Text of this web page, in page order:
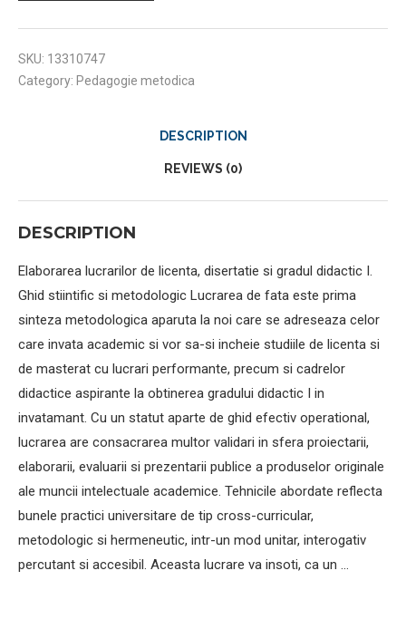
SKU: 13310747
Category: Pedagogie metodica
DESCRIPTION
REVIEWS (0)
DESCRIPTION
Elaborarea lucrarilor de licenta, disertatie si gradul didactic I.
Ghid stiintific si metodologic Lucrarea de fata este prima
sinteza metodologica aparuta la noi care se adreseaza celor
care invata academic si vor sa-si incheie studiile de licenta si
de masterat cu lucrari performante, precum si cadrelor
didactice aspirante la obtinerea gradului didactic I in
invatamant. Cu un statut aparte de ghid efectiv operational,
lucrarea are consacrarea multor validari in sfera proiectarii,
elaborarii, evaluarii si prezentarii publice a produselor originale
ale muncii intelectuale academice. Tehnicile abordate reflecta
bunele practici universitare de tip cross-curricular,
metodologic si hermeneutic, intr-un mod unitar, interogativ
percutant si accesibil. Aceasta lucrare va insoti, ca un …